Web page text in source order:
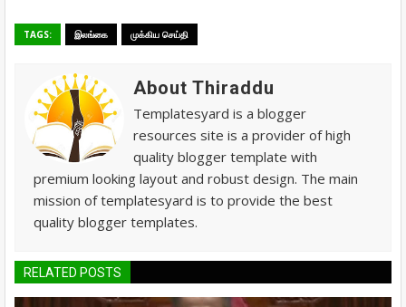
TAGS: இலங்கை முக்கிய செய்தி
About Thiraddu
Templatesyard is a blogger
resources site is a provider of high
quality blogger template with
premium looking layout and robust design. The main
mission of templatesyard is to provide the best
quality blogger templates.
RELATED POSTS